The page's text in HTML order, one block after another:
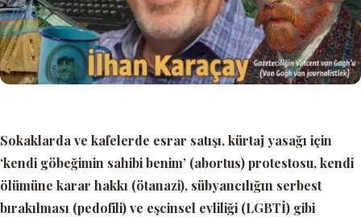
Sokaklarda ve kafelerde esrar satışı, kürtaj yasağı için
‘kendi göbeğimin sahibi benim’ (abortus) protestosu, kendi
ölümüne karar hakkı (ötanazi), sübyancılığın serbest
bırakılması (pedofili) ve eşcinsel evliliği (LGBTİ) gibi